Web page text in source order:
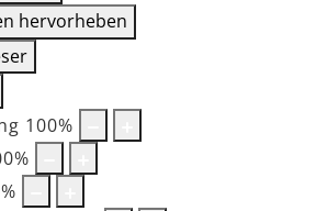
hervorheben
100%
%
%